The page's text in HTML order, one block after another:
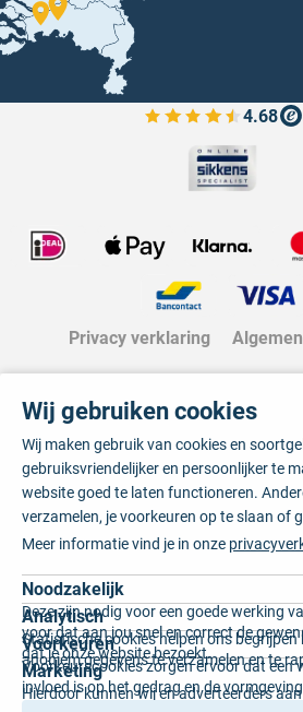
4.68
Bekijk de verfplaza
Privacy verklaring
Wij gebruiken cookies
Wij maken gebruik van cookies en
gebruiksvriendelijker en persoonlijker te
website goed te laten functioneren.
verzamelen, je voorkeuren op te slaan of
Meer informatie vind je in onze
Noodzakelijk
Deze zijn nodig voor een goede werking
voor dat aan jou snel en correct de
dat je onze website bezoekt.
Analytisch
Statistische cookies helpen ons
anoniem gegevens te verzamelen en te
Voorkeuren
Voorkeurscookies zorgen ervoor dat
invloed is op het gedrag en de
Marketing
Hierdoor kunnen wij en adverteerders